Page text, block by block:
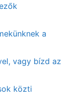
a
vagy bízd az
közti